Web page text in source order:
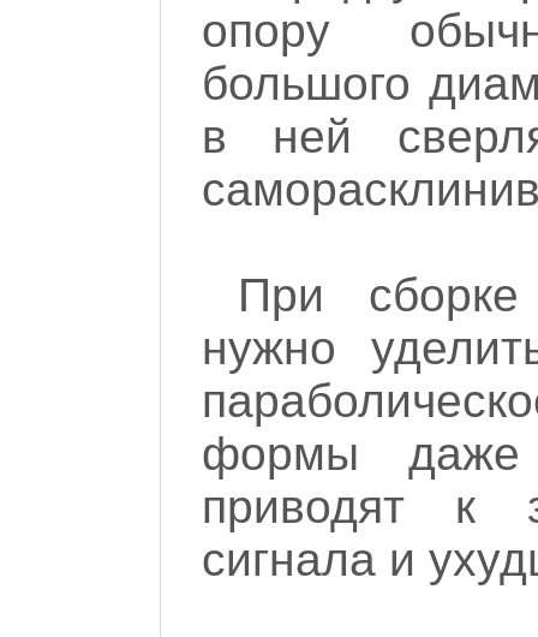
опору
большого
в ней
При
нужно
формы даже
приводят к
сигнала и